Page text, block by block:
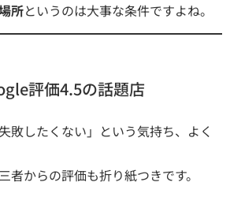
所というのは大事な条件ですよね。
評価4.5の話題店
敗したくない」という気持ち、よく
者からの評価も折り紙つきです。